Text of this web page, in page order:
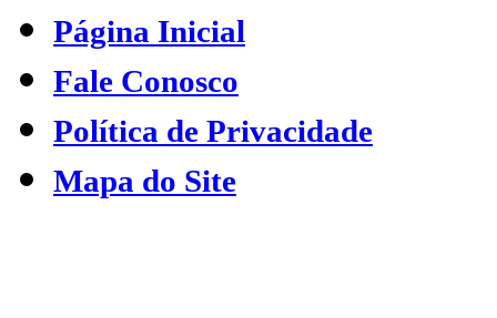
Página Inicial
Fale Conosco
Política de Privacidade
Mapa do Site